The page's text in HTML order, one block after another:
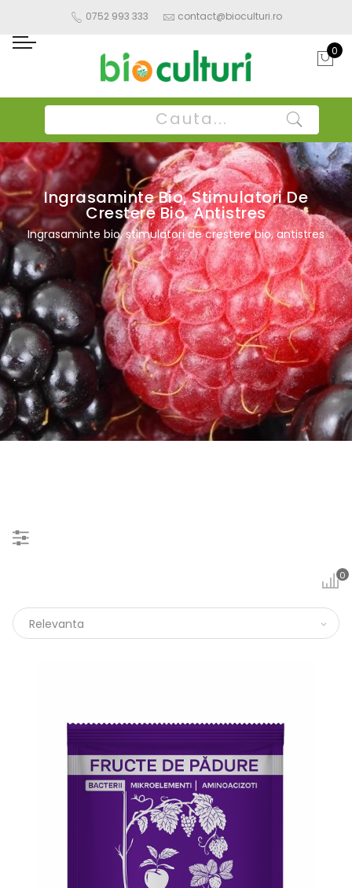
0752 993 333 contact@bioculturi.ro
0
Ingrasaminte Bio, Stimulatori De
Crestere Bio, Antistres
Ingrasaminte bio, stimulatori de crestere bio, antistres
0
Relevanta